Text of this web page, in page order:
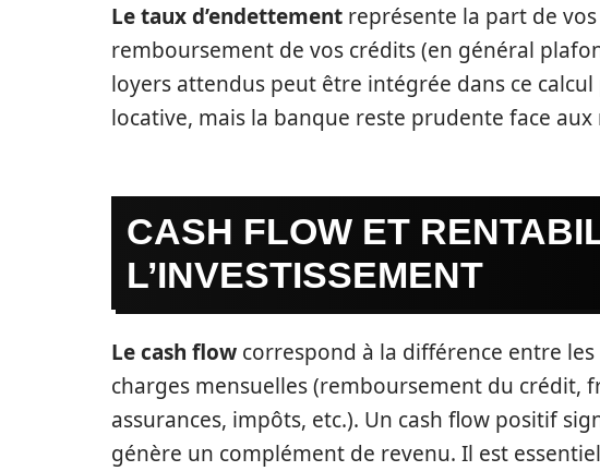
Le taux d’endettement représente la part de
remboursement de vos crédits (en général
loyers attendus peut être intégrée dans ce
locative, mais la banque reste prudente face aux
CASH FLOW ET
L’INVESTISSEMENT
Le cash flow correspond à la différence entre les
charges mensuelles (remboursement du crédit,
assurances, impôts, etc.). Un cash flow positif
génère un complément de revenu. Il est